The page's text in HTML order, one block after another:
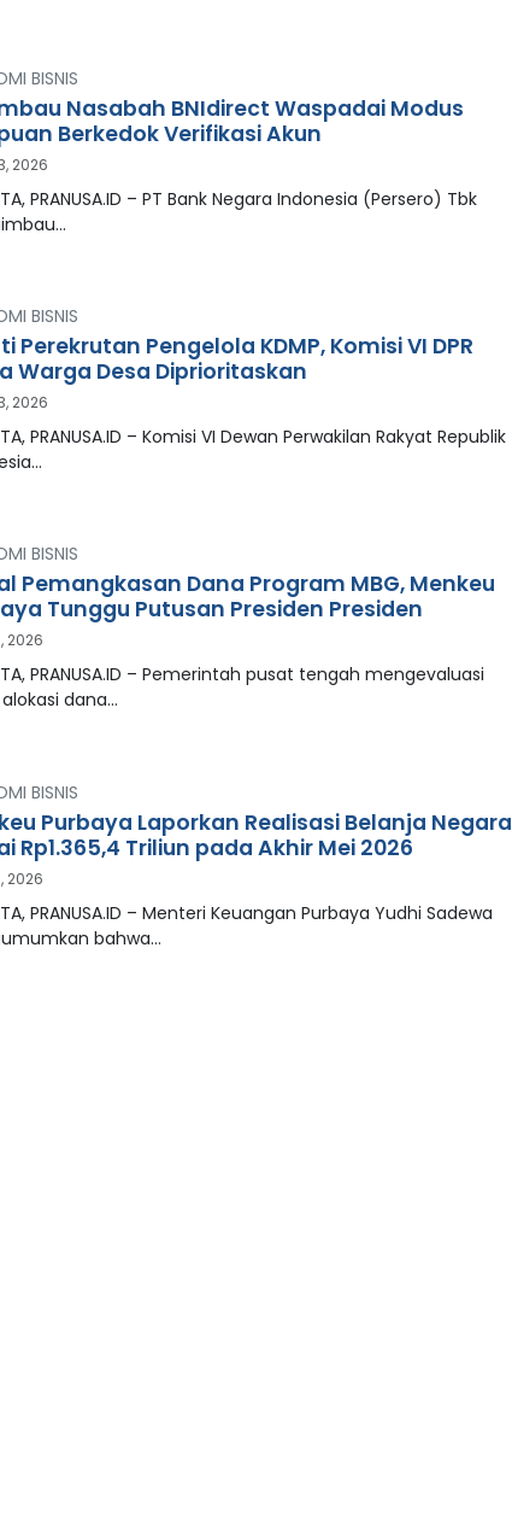
BISNIS
Nasabah BNIdirect Waspadai Modus
Berkedok Verifikasi Akun
2026
PRANUSA.ID – PT Bank Negara Indonesia (Persero) Tbk
BISNIS
Perekrutan Pengelola KDMP, Komisi VI DPR
Warga Desa Diprioritaskan
2026
PRANUSA.ID – Komisi VI Dewan Perwakilan Rakyat Republik
BISNIS
Pemangkasan Dana Program MBG, Menkeu
Tunggu Putusan Presiden Presiden
2026
PRANUSA.ID – Pemerintah pusat tengah mengevaluasi
dana…
BISNIS
Purbaya Laporkan Realisasi Belanja Negara
Rp1.365,4 Triliun pada Akhir Mei 2026
2026
PRANUSA.ID – Menteri Keuangan Purbaya Yudhi Sadewa
bahwa…